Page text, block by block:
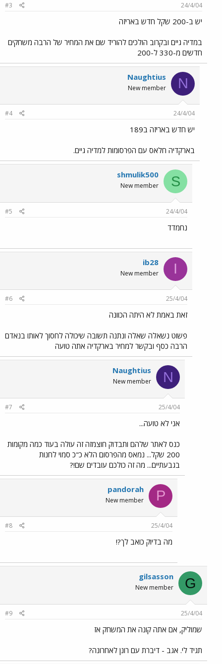
24/4/04
#3
יש ב-200 שקל חדש באריזה
במדיה גיים ובקרוב הולכים להוריד שם את המחיר של הרבה משחקים
חדשים מ-330 ל-200
N
Naughtius
New member
24/4/04
#4
יש חדש באריזה ב189
בארקדיה חלאס עם הפרסומות למדיה גיים.
S
shmulik500
New member
24/4/04
#5
נחמדד
I
ib28
New member
25/4/04
#6
זאת באמת לא היתה הכוונה
פשוט נשאלה שאלה ונתנה תשובה שיכולה לחסוך לאותו בנאדם
הרבה כסף ובקשר למחיר בארקדיה אתה טועה
N
Naughtius
New member
25/4/04
#7
אני לא טועה...
כנס לאתר שלהם ותבדוק חוצמזה זה עולה בעוד כמה מקומות
200 שקל... נמאס מהפרסום הלא כ"כ סמוי לחנות
בגבעתיים... מה זה כולכם עובדים שם!?
P
pandorah
New member
25/4/04
#8
מה בדיוק כואב לך?!
G
gilsasson
New member
25/4/04
#9
שמוליק, אם אתה קונה את המשחק אז
תגיד לי. אגב - דיברת עם רונן לאחרונה?